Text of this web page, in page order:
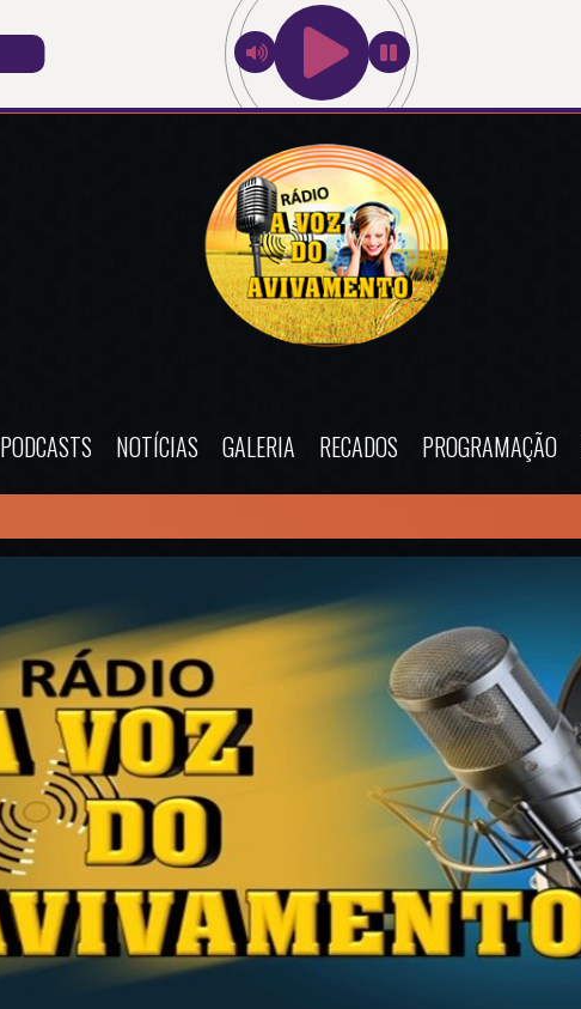
PODCASTS NOTÍCIAS GALERIA RECADOS PROGRAMAÇÃO